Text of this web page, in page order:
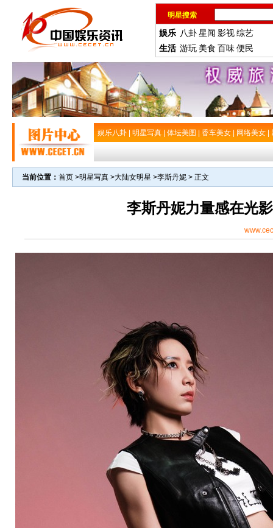
明星搜索
娱乐 八卦星闻 影视综艺
生活 游玩 美食 百味便民
娱乐八卦 明星写真 体坛美图 香车美女 网络美女
当前位置： 首页 >明星写真 >大陆女明星 >李斯丹妮 > 正文
李斯丹妮力量感在光